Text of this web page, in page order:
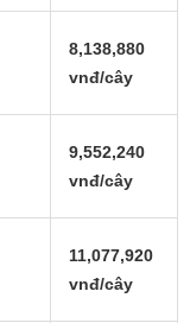
8,138,880
vnđ/cây
9,552,240
vnđ/cây
11,077,920
vnđ/cây